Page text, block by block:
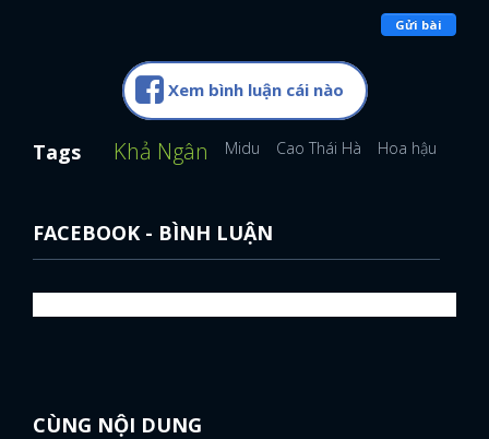
Gửi bài
Xem bình luận cái nào
Tags Khả Ngân Midu Cao Thái Hà Hoa hậu Khánh
FACEBOOK - BÌNH LUẬN
CÙNG NỘI DUNG